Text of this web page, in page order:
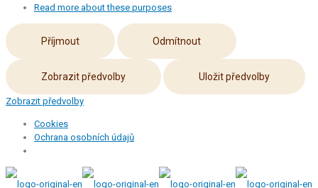
Read more about these purposes
Příjmout Odmítnout
Zobrazit předvolby Uložit předvolby
Zobrazit předvolby
Cookies
Ochrana osobních údajů